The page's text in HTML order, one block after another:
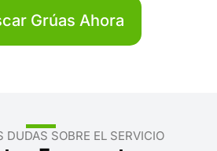
Grúas Ahora
DUDAS SOBRE EL SERVICIO